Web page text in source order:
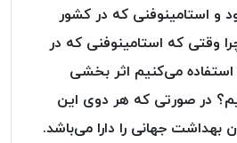
و استامینوفنی که در کشور
وقتی که استامینوفنی که در
استفاده می‌کنیم اثر بخشی
در صورتی که هر دوی این
بهداشت جهانی را دارا می‌باشد.